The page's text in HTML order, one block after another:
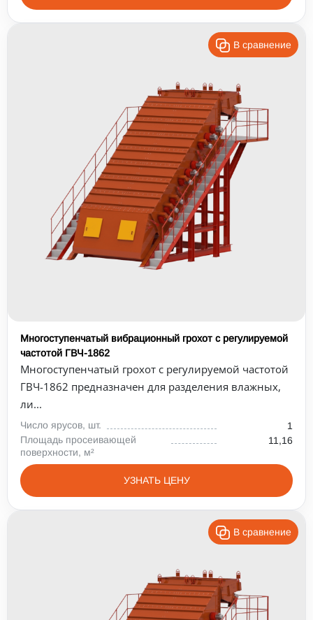
В сравнение
Многоступенчатый вибрационный грохот с регулируемой
частотой ГВЧ-1862
Многоступенчатый грохот с регулируемой частотой
ГВЧ-1862 предназначен для разделения влажных,
ли...
Число ярусов, шт.
1
Площадь просеивающей
поверхности, м²
11,16
УЗНАТЬ ЦЕНУ
В сравнение